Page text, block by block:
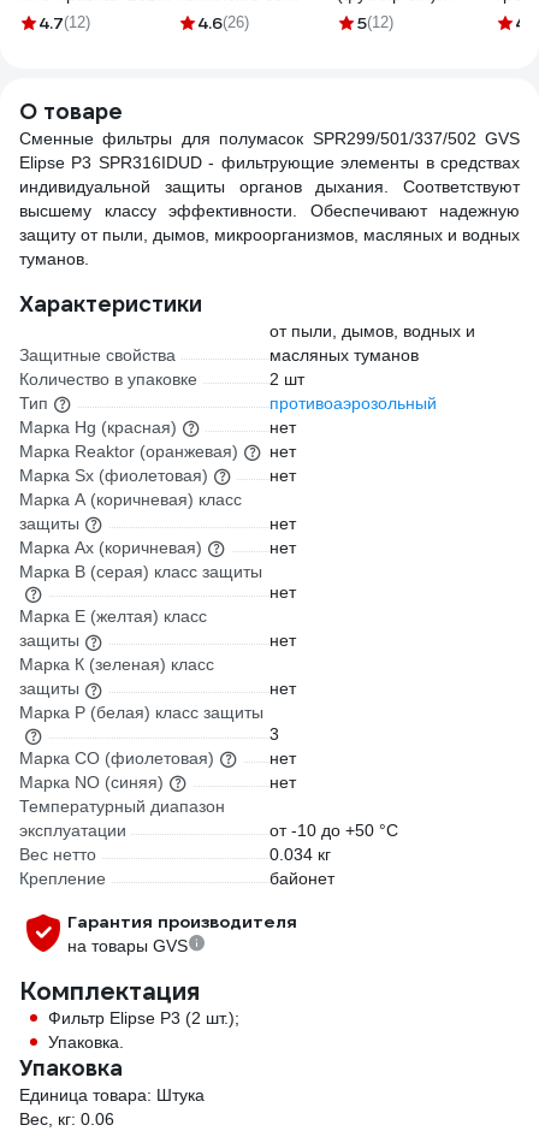
142-0001
4.7(12)
щитком 110233
4.6(26)
(приказ 262н) 3764
5(12) 4.6
О товаре
Сменные фильтры для полумасок SPR299/501/337/502 GVS
Elipse P3 SPR316IDUD - фильтрующие элементы в средствах
индивидуальной защиты органов дыхания. Соответствуют
высшему классу эффективности. Обеспечивают надежную
защиту от пыли, дымов, микроорганизмов, масляных и водных
туманов.
Характеристики
Защитные свойства
от пыли, дымов, водных и
масляных туманов
Количество в упаковке
2 шт
Тип
противоаэрозольный
Марка Hg (красная)
нет
Марка Reaktor (оранжевая)
нет
Марка Sx (фиолетовая)
нет
Марка А (коричневая) класс
защиты
нет
Марка Ах (коричневая)
нет
Марка В (серая) класс защиты
нет
Марка Е (желтая) класс
защиты
нет
Марка К (зеленая) класс
защиты
нет
Марка Р (белая) класс защиты
3
Марка СО (фиолетовая)
нет
Марка NO (синяя)
нет
Температурный диапазон
эксплуатации
от -10 до +50 °С
Вес нетто
0.034 кг
Крепление
байонет
Гарантия производителя
на товары GVS
Комплектация
Фильтр Elipse P3 (2 шт.);
Упаковка.
Упаковка
Единица товара: Штука
Вес, кг: 0.06